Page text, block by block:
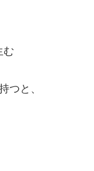
む
つと、